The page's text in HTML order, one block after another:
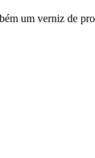
um verniz de